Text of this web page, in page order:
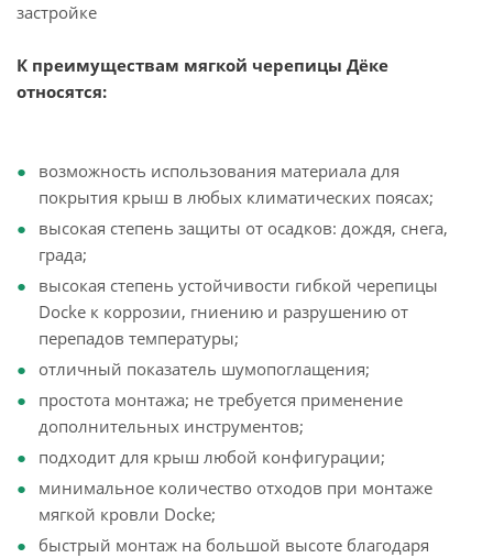
застройке
К преимуществам мягкой черепицы Дёке
относятся:
возможность использования материала для
покрытия крыш в любых климатических поясах;
высокая степень защиты от осадков: дождя, снега,
града;
высокая степень устойчивости гибкой черепицы
Docke к коррозии, гниению и разрушению от
перепадов температуры;
отличный показатель шумопоглащения;
простота монтажа; не требуется применение
дополнительных инструментов;
подходит для крыш любой конфигурации;
минимальное количество отходов при монтаже
мягкой кровли Docke;
быстрый монтаж на большой высоте благодаря